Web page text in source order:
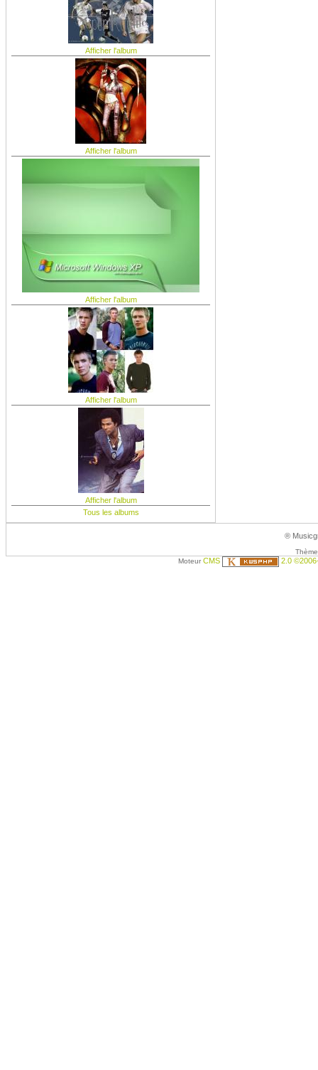
Afficher l'album
Afficher l'album
Afficher l'album
Afficher l'album
Afficher l'album
Tous les albums
®
Moteur CMS 2.0